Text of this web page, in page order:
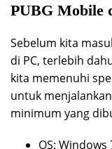
PUBG Mobile
Sebelum kita
di PC, terlebih
kita memenuhi
untuk
minimum yang
OS: Windows